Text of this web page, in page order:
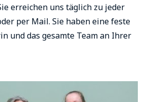
erreichen uns täglich zu jeder
per Mail. Sie haben eine feste
und das gesamte Team an Ihrer